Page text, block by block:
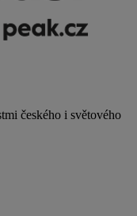
českého i světového